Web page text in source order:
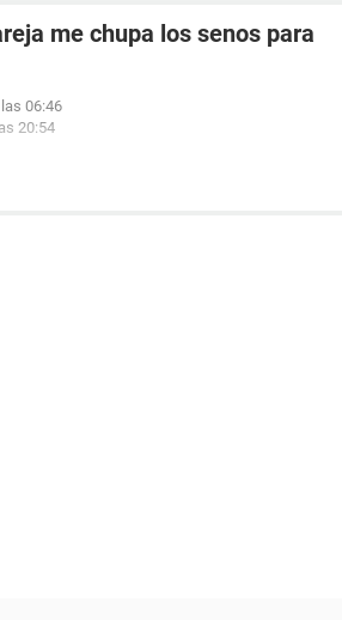
me chupa los senos para
06:46
20:54